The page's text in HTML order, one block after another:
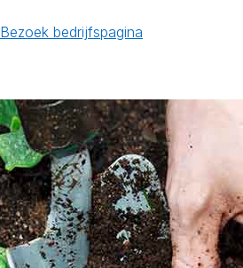
Bezoek bedrijfspagina